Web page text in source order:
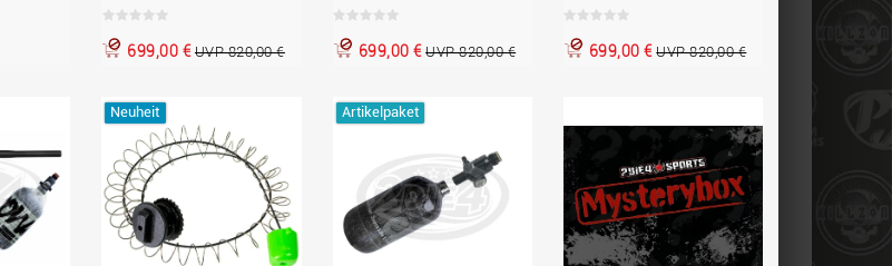
HDE Urban, inkl. Loader
und 300 Bar HP-Flasche
699,00 € UVP 820,00 €
HDE Earth, inkl. Loader
und 300 Bar HP-Flasche
699,00 €UVP 820,00 €
Earth/ schwarz inkl.
Loader und 300 Bar HP-
Flasche
699,00 €UVP 820,00 €
Neuheit Artikelpaket